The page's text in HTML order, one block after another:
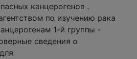
канцерогенов .
по изучению рака
1-й группы -
сведения о